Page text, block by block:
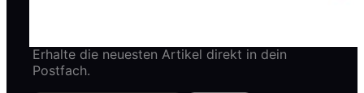
Erhalte die neuesten Artikel direkt in dein
Postfach.